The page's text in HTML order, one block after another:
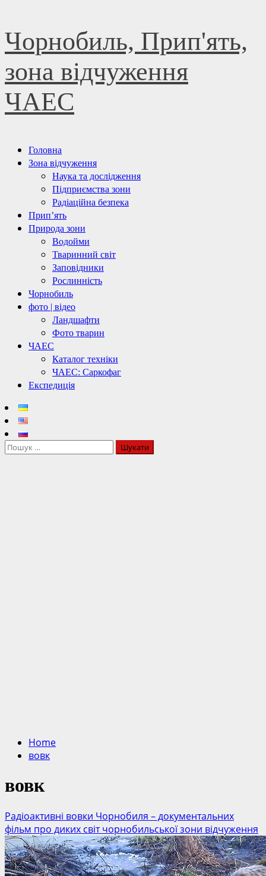
Skip
to
content
Чорнобиль, Прип'ять,
зона відчуження
ЧАЕС
Primary
Menu
Головна
Зона відчуження
Наука та дослідження
Підприємства зони
Радіаційна безпека
Прип’ять
Природа зони
Водойми
Тваринний світ
Заповідники
Рослинність
Чорнобиль
фото | відео
Ландшафти
Фото тварин
ЧАЕС
Каталог техніки
ЧАЕС: Саркофаг
Експедиція
Пошук:
Home
вовк
вовк
Радіоактивні вовки Чорнобиля – документальних
фільм про диких світ чорнобильської зони відчуження